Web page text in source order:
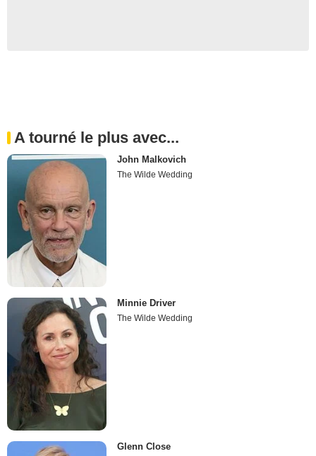
A tourné le plus avec...
John Malkovich
The Wilde Wedding
Minnie Driver
The Wilde Wedding
Glenn Close